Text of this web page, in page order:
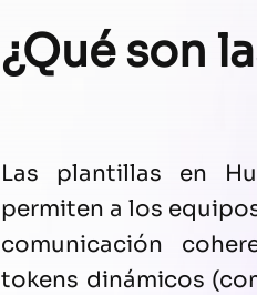
¿Qué son
Las plantillas en
permiten a los
comunicación
tokens dinámicos